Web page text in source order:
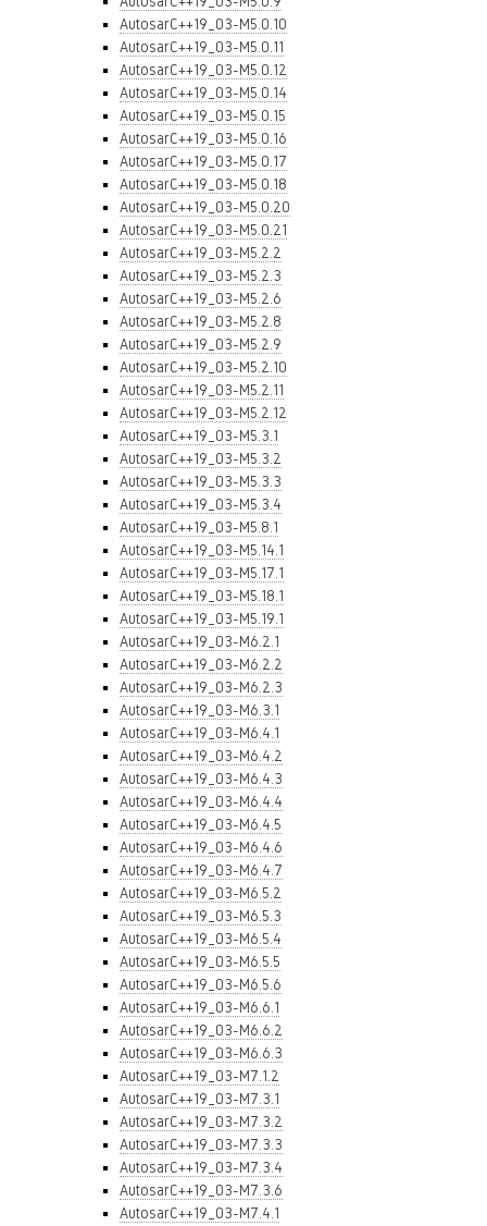
AutosarC++19_03-M5.0.10
AutosarC++19_03-M5.0.11
AutosarC++19_03-M5.0.12
AutosarC++19_03-M5.0.14
AutosarC++19_03-M5.0.15
AutosarC++19_03-M5.0.16
AutosarC++19_03-M5.0.17
AutosarC++19_03-M5.0.18
AutosarC++19_03-M5.0.20
AutosarC++19_03-M5.0.21
AutosarC++19_03-M5.2.2
AutosarC++19_03-M5.2.3
AutosarC++19_03-M5.2.6
AutosarC++19_03-M5.2.8
AutosarC++19_03-M5.2.9
AutosarC++19_03-M5.2.10
AutosarC++19_03-M5.2.11
AutosarC++19_03-M5.2.12
AutosarC++19_03-M5.3.1
AutosarC++19_03-M5.3.2
AutosarC++19_03-M5.3.3
AutosarC++19_03-M5.3.4
AutosarC++19_03-M5.8.1
AutosarC++19_03-M5.14.1
AutosarC++19_03-M5.17.1
AutosarC++19_03-M5.18.1
AutosarC++19_03-M5.19.1
AutosarC++19_03-M6.2.1
AutosarC++19_03-M6.2.2
AutosarC++19_03-M6.2.3
AutosarC++19_03-M6.3.1
AutosarC++19_03-M6.4.1
AutosarC++19_03-M6.4.2
AutosarC++19_03-M6.4.3
AutosarC++19_03-M6.4.4
AutosarC++19_03-M6.4.5
AutosarC++19_03-M6.4.6
AutosarC++19_03-M6.4.7
AutosarC++19_03-M6.5.2
AutosarC++19_03-M6.5.3
AutosarC++19_03-M6.5.4
AutosarC++19_03-M6.5.5
AutosarC++19_03-M6.5.6
AutosarC++19_03-M6.6.1
AutosarC++19_03-M6.6.2
AutosarC++19_03-M6.6.3
AutosarC++19_03-M7.1.2
AutosarC++19_03-M7.3.1
AutosarC++19_03-M7.3.2
AutosarC++19_03-M7.3.3
AutosarC++19_03-M7.3.4
AutosarC++19_03-M7.3.6
AutosarC++19_03-M7.4.1